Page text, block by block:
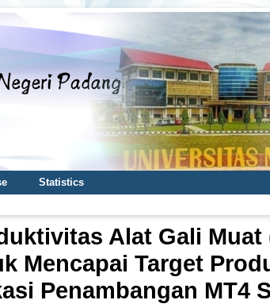
Statistics
Alat Gali
Mencapai Target
Penambangan MT4